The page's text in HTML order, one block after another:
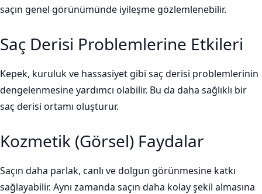
saçın genel görünümünde iyileşme gözlemlenebilir.
Saç Derisi Problemlerine Etkileri
Kepek, kuruluk ve hassasiyet gibi saç derisi problemlerinin
dengelenmesine yardımcı olabilir. Bu da daha sağlıklı bir
saç derisi ortamı oluşturur.
Kozmetik (Görsel) Faydalar
Saçın daha parlak, canlı ve dolgun görünmesine katkı
sağlayabilir. Aynı zamanda saçın daha kolay şekil almasına